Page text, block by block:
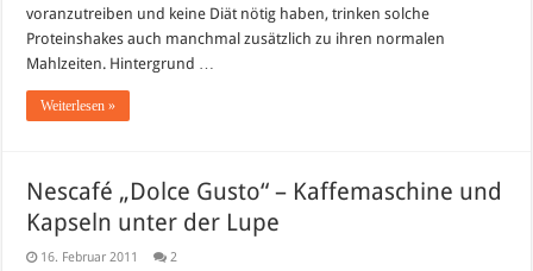
voranzutreiben und keine Diät nötig haben, trinken solche
Proteinshakes auch manchmal zusätzlich zu ihren normalen
Mahlzeiten. Hintergrund …
Weiterlesen »
Nescafé „Dolce Gusto“ – Kaffemaschine und
Kapseln unter der Lupe
16. Februar 2011 2